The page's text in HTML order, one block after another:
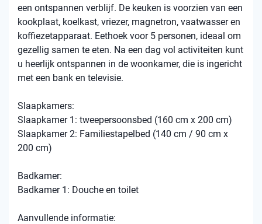
een ontspannen verblijf. De keuken is voorzien van een
kookplaat, koelkast, vriezer, magnetron, vaatwasser en
koffiezetapparaat. Eethoek voor 5 personen, ideaal om
gezellig samen te eten. Na een dag vol activiteiten kunt
u heerlijk ontspannen in de woonkamer, die is ingericht
met een bank en televisie.
Slaapkamers:
Slaapkamer 1: tweepersoonsbed (160 cm x 200 cm)
Slaapkamer 2: Familiestapelbed (140 cm / 90 cm x
200 cm)
Badkamer:
Badkamer 1: Douche en toilet
Aanvullende informatie: